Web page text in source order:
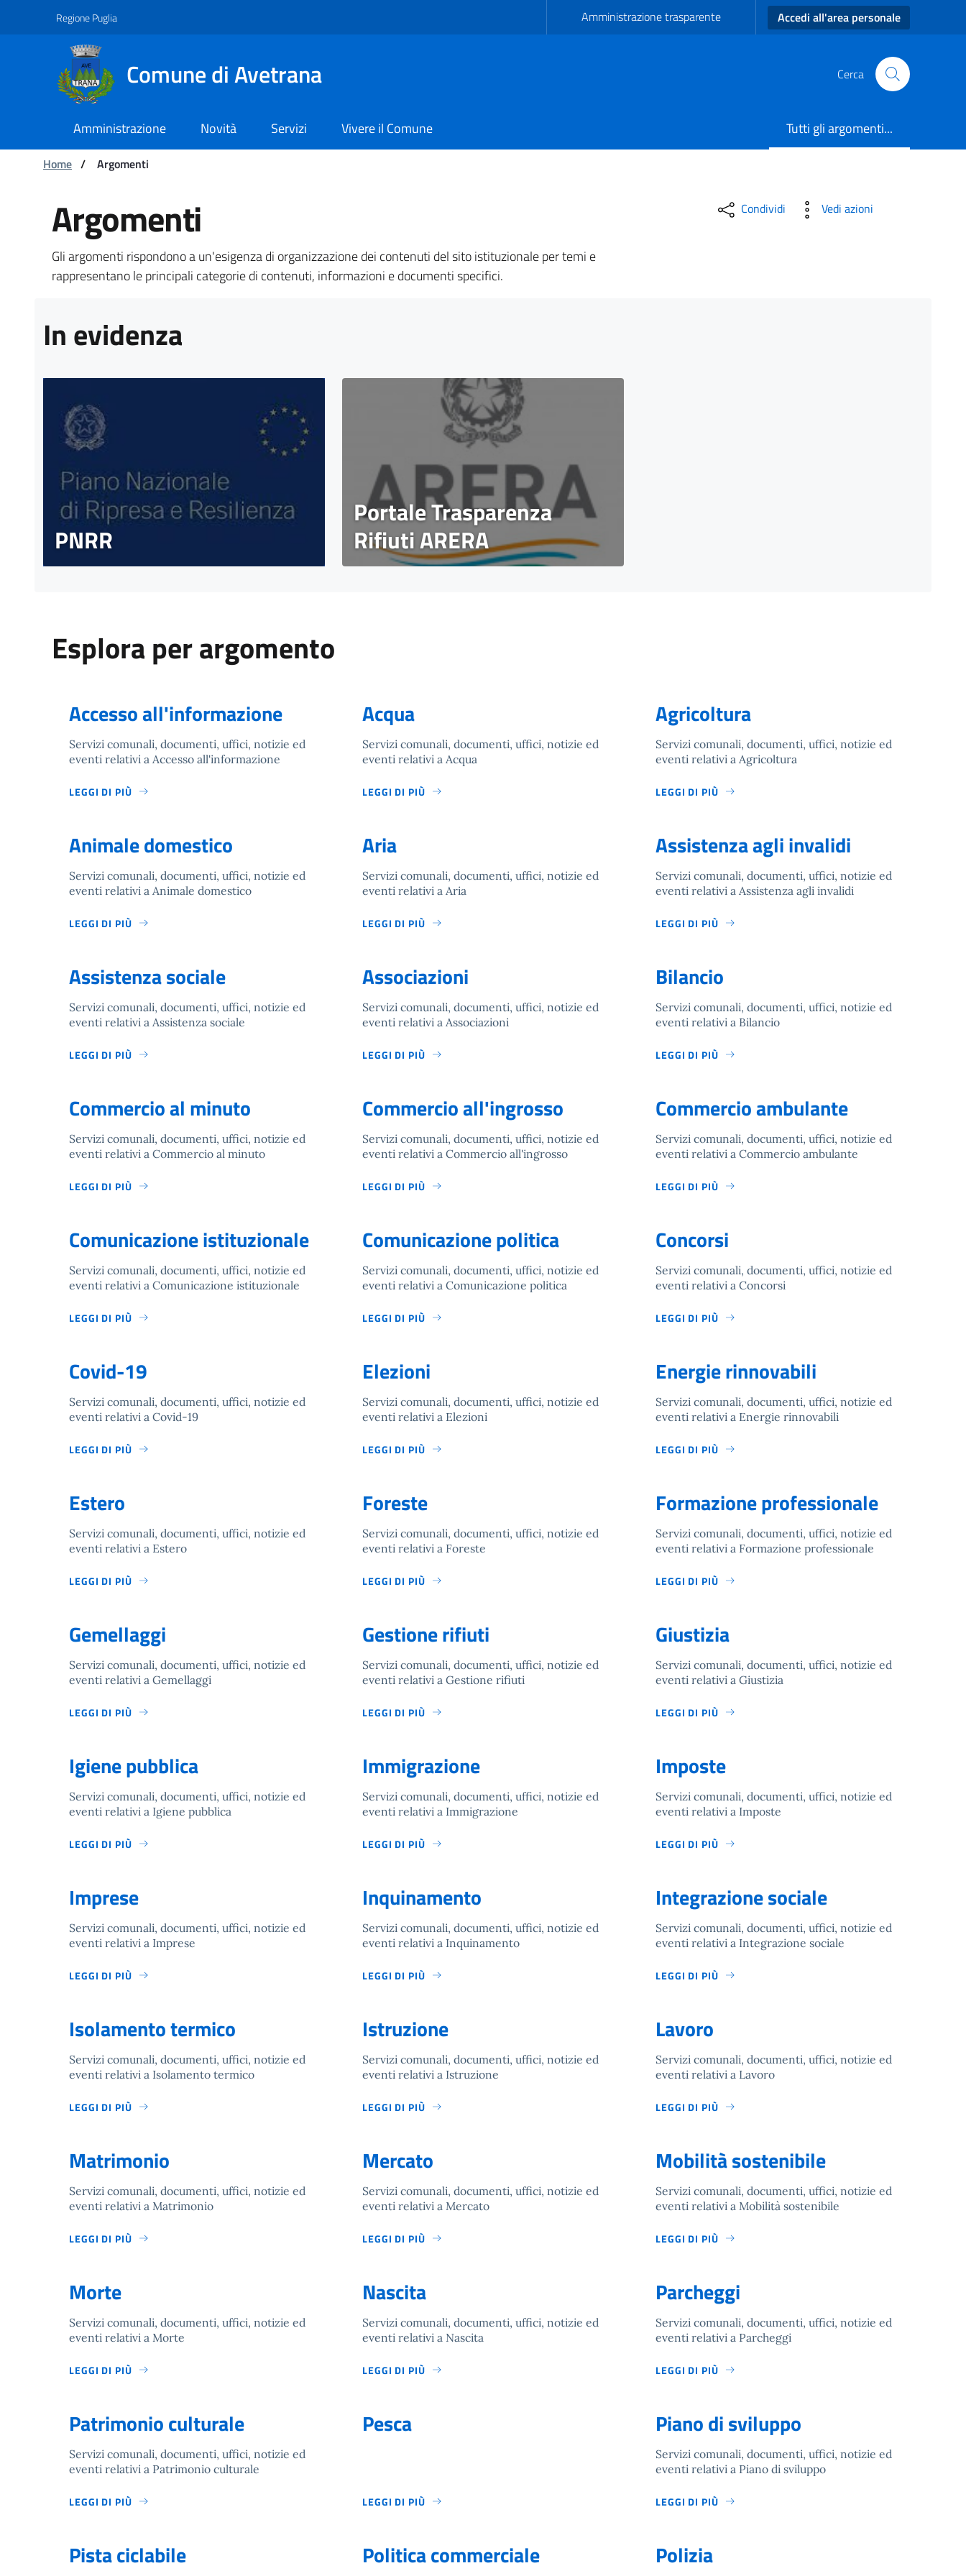
Navigazione
Salta al contenuto
Regione Puglia Amministrazione trasparente Accedi all'area personale
Comune di Avetrana Cerca
Amministrazione Novità Servizi Vivere il Comune
Tutti gli argomenti...
Ti trovi in:
Home / Argomenti
Argomenti - Comune di Avetrana
Argomenti
Gli argomenti rispondono a un'esigenza di organizzazione dei contenuti del sito istituzionale per temi e
rappresentano le principali categorie di contenuti, informazioni e documenti specifici.
Condividi Vedi azioni
In evidenza
PNRR
Portale Trasparenza
Rifiuti ARERA
Esplora per argomento
Accesso all'informazione
Servizi comunali, documenti, uffici, notizie ed
eventi relativi a Accesso all'informazione
LEGGI DI PIÙ
Acqua
Servizi comunali, documenti, uffici, notizie ed
eventi relativi a Acqua
LEGGI DI PIÙ
Agricoltura
Servizi comunali, documenti, uffici, notizie ed
eventi relativi a Agricoltura
LEGGI DI PIÙ
Animale domestico
Servizi comunali, documenti, uffici, notizie ed
eventi relativi a Animale domestico
LEGGI DI PIÙ
Aria
Servizi comunali, documenti, uffici, notizie ed
eventi relativi a Aria
LEGGI DI PIÙ
Assistenza agli invalidi
Servizi comunali, documenti, uffici, notizie ed
eventi relativi a Assistenza agli invalidi
LEGGI DI PIÙ
Assistenza sociale
Servizi comunali, documenti, uffici, notizie ed
eventi relativi a Assistenza sociale
LEGGI DI PIÙ
Associazioni
Servizi comunali, documenti, uffici, notizie ed
eventi relativi a Associazioni
LEGGI DI PIÙ
Bilancio
Servizi comunali, documenti, uffici, notizie ed
eventi relativi a Bilancio
LEGGI DI PIÙ
Commercio al minuto
Servizi comunali, documenti, uffici, notizie ed
eventi relativi a Commercio al minuto
LEGGI DI PIÙ
Commercio all'ingrosso
Servizi comunali, documenti, uffici, notizie ed
eventi relativi a Commercio all'ingrosso
LEGGI DI PIÙ
Commercio ambulante
Servizi comunali, documenti, uffici, notizie ed
eventi relativi a Commercio ambulante
LEGGI DI PIÙ
Comunicazione istituzionale
Servizi comunali, documenti, uffici, notizie ed
eventi relativi a Comunicazione istituzionale
LEGGI DI PIÙ
Comunicazione politica
Servizi comunali, documenti, uffici, notizie ed
eventi relativi a Comunicazione politica
LEGGI DI PIÙ
Concorsi
Servizi comunali, documenti, uffici, notizie ed
eventi relativi a Concorsi
LEGGI DI PIÙ
Covid-19
Servizi comunali, documenti, uffici, notizie ed
eventi relativi a Covid-19
LEGGI DI PIÙ
Elezioni
Servizi comunali, documenti, uffici, notizie ed
eventi relativi a Elezioni
LEGGI DI PIÙ
Energie rinnovabili
Servizi comunali, documenti, uffici, notizie ed
eventi relativi a Energie rinnovabili
LEGGI DI PIÙ
Estero
Servizi comunali, documenti, uffici, notizie ed
eventi relativi a Estero
LEGGI DI PIÙ
Foreste
Servizi comunali, documenti, uffici, notizie ed
eventi relativi a Foreste
LEGGI DI PIÙ
Formazione professionale
Servizi comunali, documenti, uffici, notizie ed
eventi relativi a Formazione professionale
LEGGI DI PIÙ
Gemellaggi
Servizi comunali, documenti, uffici, notizie ed
eventi relativi a Gemellaggi
LEGGI DI PIÙ
Gestione rifiuti
Servizi comunali, documenti, uffici, notizie ed
eventi relativi a Gestione rifiuti
LEGGI DI PIÙ
Giustizia
Servizi comunali, documenti, uffici, notizie ed
eventi relativi a Giustizia
LEGGI DI PIÙ
Igiene pubblica
Servizi comunali, documenti, uffici, notizie ed
eventi relativi a Igiene pubblica
LEGGI DI PIÙ
Immigrazione
Servizi comunali, documenti, uffici, notizie ed
eventi relativi a Immigrazione
LEGGI DI PIÙ
Imposte
Servizi comunali, documenti, uffici, notizie ed
eventi relativi a Imposte
LEGGI DI PIÙ
Imprese
Servizi comunali, documenti, uffici, notizie ed
eventi relativi a Imprese
LEGGI DI PIÙ
Inquinamento
Servizi comunali, documenti, uffici, notizie ed
eventi relativi a Inquinamento
LEGGI DI PIÙ
Integrazione sociale
Servizi comunali, documenti, uffici, notizie ed
eventi relativi a Integrazione sociale
LEGGI DI PIÙ
Isolamento termico
Servizi comunali, documenti, uffici, notizie ed
eventi relativi a Isolamento termico
LEGGI DI PIÙ
Istruzione
Servizi comunali, documenti, uffici, notizie ed
eventi relativi a Istruzione
LEGGI DI PIÙ
Lavoro
Servizi comunali, documenti, uffici, notizie ed
eventi relativi a Lavoro
LEGGI DI PIÙ
Matrimonio
Servizi comunali, documenti, uffici, notizie ed
eventi relativi a Matrimonio
LEGGI DI PIÙ
Mercato
Servizi comunali, documenti, uffici, notizie ed
eventi relativi a Mercato
LEGGI DI PIÙ
Mobilità sostenibile
Servizi comunali, documenti, uffici, notizie ed
eventi relativi a Mobilità sostenibile
LEGGI DI PIÙ
Morte
Servizi comunali, documenti, uffici, notizie ed
eventi relativi a Morte
LEGGI DI PIÙ
Nascita
Servizi comunali, documenti, uffici, notizie ed
eventi relativi a Nascita
LEGGI DI PIÙ
Parcheggi
Servizi comunali, documenti, uffici, notizie ed
eventi relativi a Parcheggi
LEGGI DI PIÙ
Patrimonio culturale
Servizi comunali, documenti, uffici, notizie ed
eventi relativi a Patrimonio culturale
LEGGI DI PIÙ
Pesca
LEGGI DI PIÙ
Piano di sviluppo
Servizi comunali, documenti, uffici, notizie ed
eventi relativi a Piano di sviluppo
LEGGI DI PIÙ
Pista ciclabile Politica commerciale Polizia